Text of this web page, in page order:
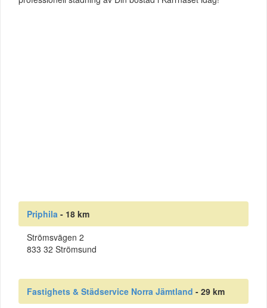
Priphila - 18 km
Strömsvägen 2
833 32 Strömsund
Fastighets & Städservice Norra Jämtland - 29 km